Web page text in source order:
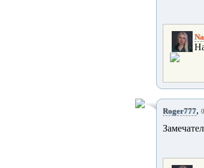
Roger777,